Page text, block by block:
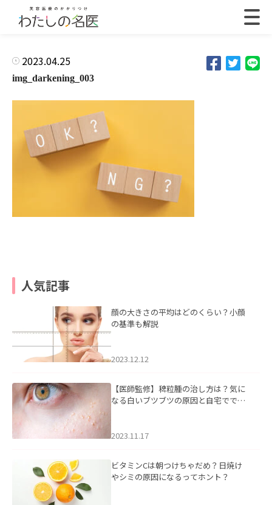
2023.04.25
img_darkening_003
人気記事
顔の大きさの平均はどのくらい？小顔
の基準も解説
2023.12.12
【医師監修】稗粒腫の治し方は？気に
なる白いブツブツの原因と自宅ででき
2023.11.17
ビタミンCは朝つけちゃだめ？日焼け
やシミの原因になるってホント？